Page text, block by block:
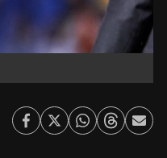
Facebook
TwitterWhatsapp
ThreadsEnviar